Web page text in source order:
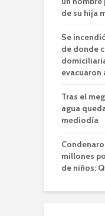
de su hija
Se
de donde
evacuaron
Tras el
agua
mediodía
millones
de niños: